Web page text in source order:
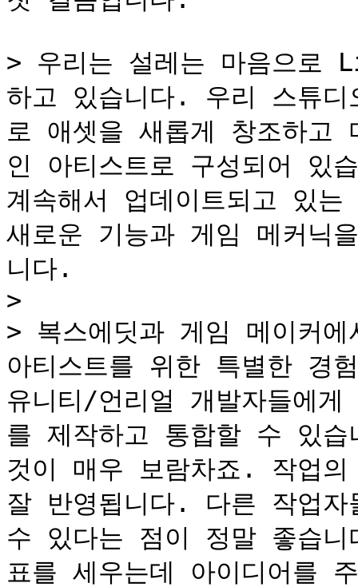
> 우리는 설레는 마음으
하고 있습니다. 우리 스튜디
로 애셋을 새롭게 창조하고
인 아티스트로 구성되어 있
계속해서 업데이트되고 있
새로운 기능과 게임 메커닉
니다.
>
> 복스에딧과 게임 메이커
아티스트를 위한 특별한 경
유니티/언리얼 개발자들에
를 제작하고 통합할 수 있
것이 매우 보람차죠. 작업
잘 반영됩니다. 다른 작업
수 있다는 점이 정말 좋습
표를 세우는데 아이디어를